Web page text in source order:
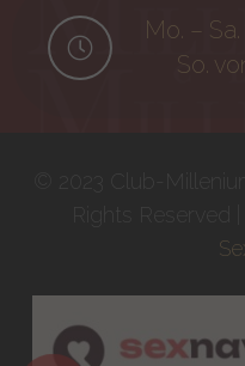
Mo. –
So.